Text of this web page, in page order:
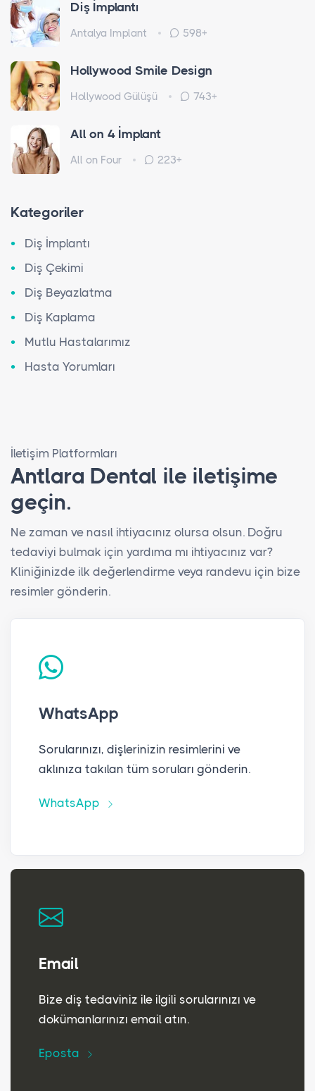
Diş İmplantı
Antalya Implant 598+
Hollywood Smile Design
Hollywood Gülüşü 743+
All on 4 İmplant
All on Four 223+
Kategoriler
Diş İmplantı
Diş Çekimi
Diş Beyazlatma
Diş Kaplama
Mutlu Hastalarımız
Hasta Yorumları
İletişim Platformları
Antlara Dental ile iletişime
geçin.
Ne zaman ve nasıl ihtiyacınız olursa olsun. Doğru
tedaviyi bulmak için yardıma mı ihtiyacınız var?
Kliniğinizde ilk değerlendirme veya randevu için bize
resimler gönderin.
WhatsApp
Sorularınızı, dişlerinizin resimlerini ve
aklınıza takılan tüm soruları gönderin.
WhatsApp
Email
Bize diş tedaviniz ile ilgili sorularınızı ve
dokümanlarınızı email atın.
Eposta